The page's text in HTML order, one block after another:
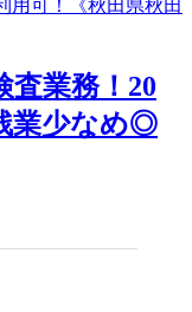
査業務！20
業少なめ◎